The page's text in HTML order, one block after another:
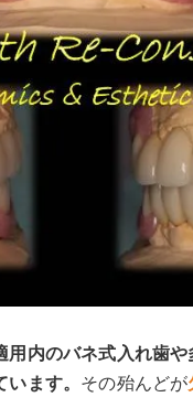
用内のバネ式入れ歯
ます。 その殆んどが